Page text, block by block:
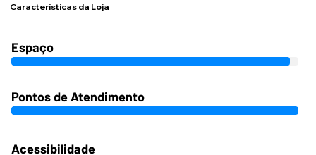
Características da Loja
Espaço
Pontos de Atendimento
Acessibilidade